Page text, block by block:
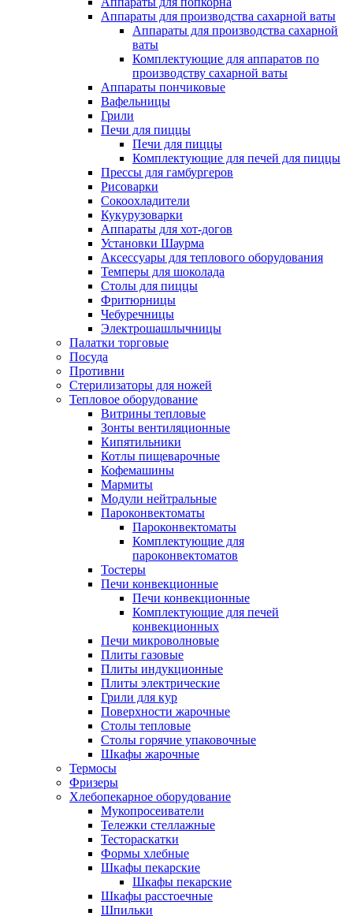
Аппараты для производства сахарной ваты
Аппараты для производства сахарной
ваты
Комплектующие для аппаратов по
производству сахарной ваты
Аппараты пончиковые
Вафельницы
Грили
Печи для пиццы
Печи для пиццы
Комплектующие для печей для пиццы
Прессы для гамбургеров
Рисоварки
Сокоохладители
Кукурузоварки
Аппараты для хот-догов
Установки Шаурма
Аксессуары для теплового оборудования
Темперы для шоколада
Столы для пиццы
Фритюрницы
Чебуречницы
Электрошашлычницы
Палатки торговые
Посуда
Противни
Стерилизаторы для ножей
Тепловое оборудование
Витрины тепловые
Зонты вентиляционные
Кипятильники
Котлы пищеварочные
Кофемашины
Мармиты
Модули нейтральные
Пароконвектоматы
Пароконвектоматы
Комплектующие для
пароконвектоматов
Тостеры
Печи конвекционные
Печи конвекционные
Комплектующие для печей
конвекционных
Печи микроволновые
Плиты газовые
Плиты индукционные
Плиты электрические
Грили для кур
Поверхности жарочные
Столы тепловые
Столы горячие упаковочные
Шкафы жарочные
Термосы
Фризеры
Хлебопекарное оборудование
Мукопросеиватели
Тележки стеллажные
Тестораскатки
Формы хлебные
Шкафы пекарские
Шкафы пекарские
Шкафы расстоечные
Шпильки